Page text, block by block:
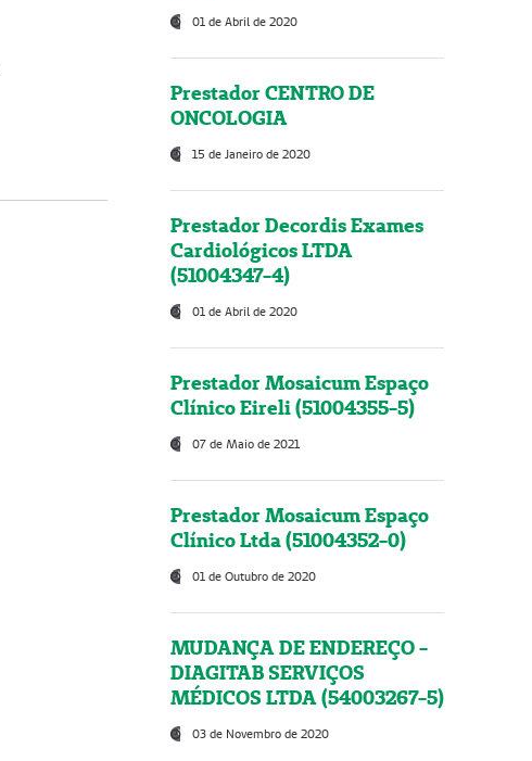
01 de Abril de 2020
Prestador CENTRO DE
ONCOLOGIA
15 de Janeiro de 2020
Prestador Decordis Exames
Cardiológicos LTDA
(51004347-4)
01 de Abril de 2020
Prestador Mosaicum Espaço
Clínico Eireli (51004355-5)
07 de Maio de 2021
Prestador Mosaicum Espaço
Clínico Ltda (51004352-0)
01 de Outubro de 2020
MUDANÇA DE ENDEREÇO -
DIAGITAB SERVIÇOS
MÉDICOS LTDA (54003267-5)
03 de Novembro de 2020